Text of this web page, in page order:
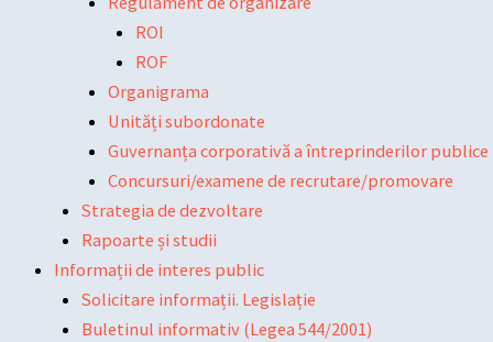
ROI
ROF
Organigrama
Unități subordonate
Guvernanța corporativă a întreprinderilor publice
Concursuri/examene de recrutare/promovare
Strategia de dezvoltare
Rapoarte și studii
Informații de interes public
Solicitare informații. Legislație
Buletinul informativ (Legea 544/2001)